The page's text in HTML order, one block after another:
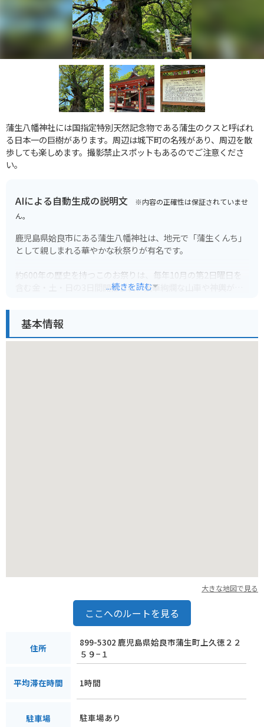
蒲生八幡神社には国指定特別天然記念物である蒲生のクスと呼ばれ
る日本一の巨樹があります。周辺は城下町の名残があり、周辺を散
歩しても楽しめます。撮影禁止スポットもあるのでご注意くださ
い。
AIによる自動生成の説明文 ※内容の正確性は保証されていませ
ん。
鹿児島県姶良市にある蒲生八幡神社は、地元で「蒲生くんち」
として親しまれる華やかな秋祭りが有名です。
約600年の歴史を持つこのお祭りは、毎年10月の第2日曜日を
含む金・土・日の3日間開催され、豪華絢爛な山車や神輿が町
特に、高さ約10mにもなる巨大な「飾り馬」は必見で、その迫
力に圧倒されることでしょう。境内には樹齢約300年の大楠も
...続きを読む
基本情報
大きな地図で見る
ここへのルートを見る
住所
899-5302 鹿児島県姶良市蒲生町上久徳２２
５９−１
平均滞在時間 1時間
駐車場 駐車場あり